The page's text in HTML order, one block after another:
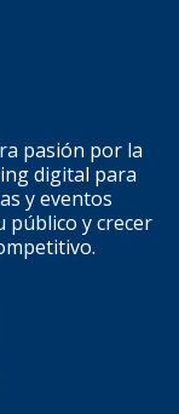
pasión por la
digital para
y eventos
público y crecer